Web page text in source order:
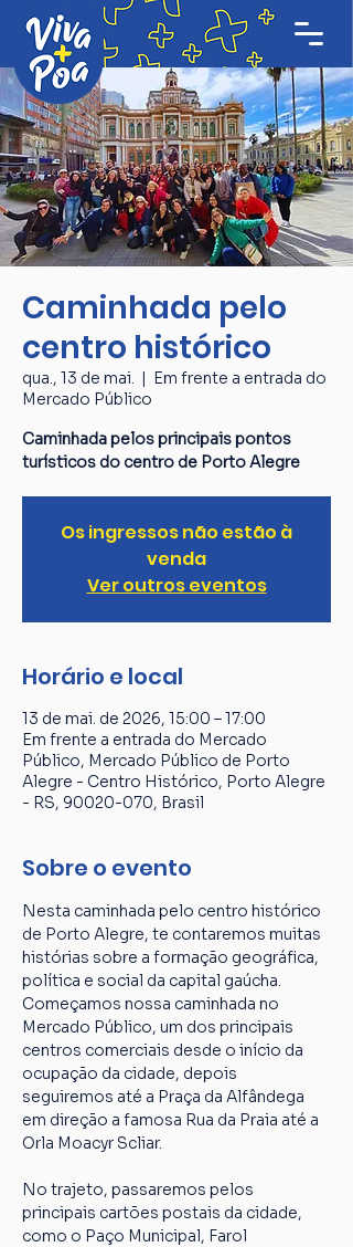
Caminhada pelo
centro histórico
qua., 13 de mai.
  |
Em frente a entrada do
Mercado Público
Caminhada pelos principais pontos
turísticos do centro de Porto Alegre
Os ingressos não estão à
venda
Ver outros eventos
Horário e local
13 de mai. de 2026, 15:00 – 17:00
Em frente a entrada do Mercado
Público, Mercado Público de Porto
Alegre - Centro Histórico, Porto Alegre
- RS, 90020-070, Brasil
Sobre o evento
Nesta caminhada pelo centro histórico
de Porto Alegre, te contaremos muitas
histórias sobre a formação geográfica,
política e social da capital gaúcha.
Começamos nossa caminhada no
Mercado Público, um dos principais
centros comerciais desde o início da
ocupação da cidade, depois
seguiremos até a Praça da Alfândega
em direção a famosa Rua da Praia até a
Orla Moacyr Scliar.
No trajeto, passaremos pelos
principais cartões postais da cidade,
como o Paço Municipal, Farol